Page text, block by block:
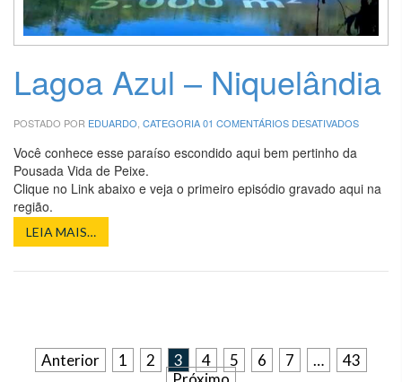
Lagoa Azul – Niquelândia
POSTADO POR EDUARDO CATEGORIA 01 COMENTÁRIOS DESATIVADOSEM
Você conhece esse paraíso escondido aqui bem pertinho da
Pousada Vida de Peixe.
Clique no Link abaixo e veja o primeiro episódio gravado aqui na
região.
LEIA MAIS…
Anterior 1 2 3 4 5 6 7 …
43